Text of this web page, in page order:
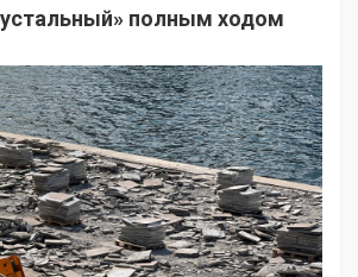
полным ходом